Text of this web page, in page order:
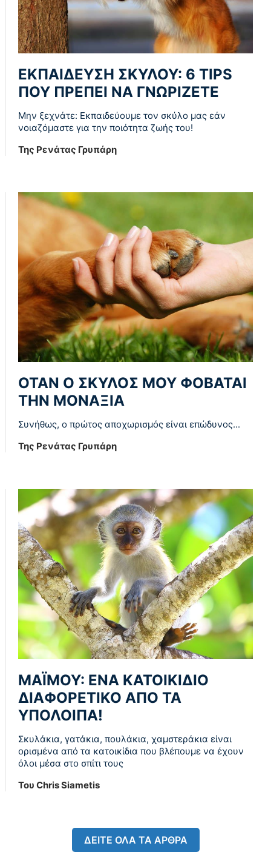
ΕΚΠΑΊΔΕΥΣΗ ΣΚΎΛΟΥ: 6 TIPS
ΠΟΥ ΠΡΈΠΕΙ ΝΑ ΓΝΩΡΊΖΕΤΕ
Μην ξεχνάτε: Εκπαιδεύουμε τον σκύλο μας εάν
νοιαζόμαστε για την ποιότητα ζωής του!
Της Ρενάτας Γρυπάρη
ΌΤΑΝ Ο ΣΚΎΛΟΣ ΜΟΥ ΦΟΒΆΤΑΙ
ΤΗΝ ΜΟΝΑΞΙΆ
Συνήθως, ο πρώτος αποχωρισμός είναι επώδυνος...
Της Ρενάτας Γρυπάρη
ΜΑΪΜΟΎ: ΈΝΑ ΚΑΤΟΙΚΊΔΙΟ
ΔΙΑΦΟΡΕΤΙΚΌ ΑΠΌ ΤΑ
ΥΠΌΛΟΙΠΑ!
Σκυλάκια, γατάκια, πουλάκια, χαμστεράκια είναι
ορισμένα από τα κατοικίδια που βλέπουμε να έχουν
όλοι μέσα στο σπίτι τους
Του Chris Siametis
ΔΕΙΤΕ ΟΛΑ ΤΑ ΑΡΘΡΑ